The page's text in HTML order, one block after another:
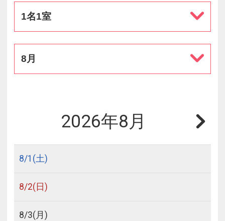
1名1室
8月
2026年8月
8/1 (土)
8/2(日)
8/3(月)